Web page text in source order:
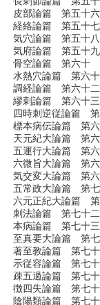
皮部論篇 第五十六
経絡論篇 第五十七
気穴論篇 第五十八
気府論篇 第五十九
骨空論篇 第六十
水熱穴論篇 第六
調経論篇 第六十二
繆刺論篇 第六十三
四時刺逆従論篇
標本病伝論篇 第
天元紀大論篇 第
五運行大論篇 第
六微旨大論篇 第六
気交変大論篇 第
五常政大論篇 第
六元正紀大論篇
刺法論篇 第七十二
本病論篇 第七十三
至真要大論篇 第
著至教論篇 第七
示従容論篇 第七
疎五過論篇 第七
徴四失論篇 第七十
陰陽類論篇 第七